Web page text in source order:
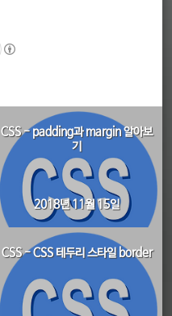
CSS - padding과 margin 알아보
기
2018년 11월 15일
CSS - CSS 테두리 스타일 border